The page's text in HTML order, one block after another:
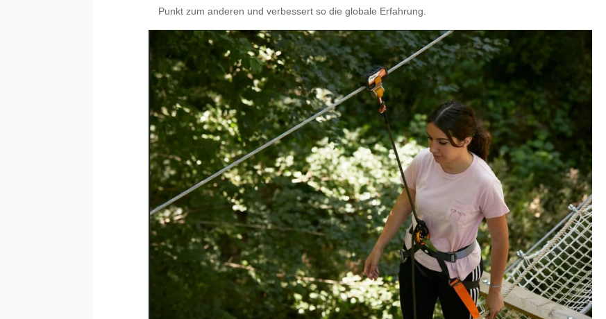
Punkt zum anderen und verbessert so die globale Erfahrung.